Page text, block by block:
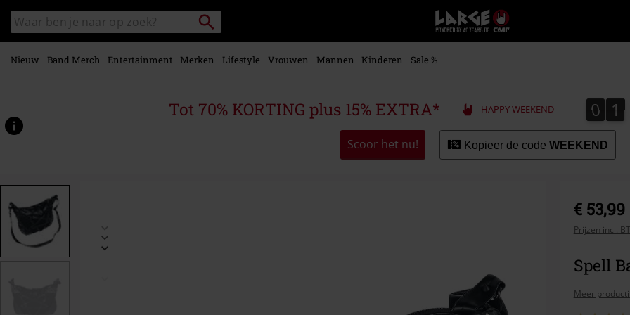
naar
hoofdinhoud
Zoek
in
catalogus
Packstation
zoeken
Large
–
Muziek-,
+
kleding
Nieuw Band Merch Entertainment Merken Lifestyle Vrouwen Mannen Kinderen Sale %
Tot 70% KORTING plus 15% EXTRA* HAPPY WEEKEND 0
0 1
1
Scoor het nu! Kopieer de code WEEKEND
www.large.be/p/spell-
390219St.html
€ 53,99
Prijzen incl.
Spell
Meer